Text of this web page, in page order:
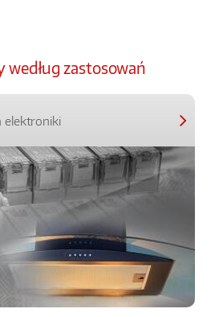
według zastosowań
elektroniki